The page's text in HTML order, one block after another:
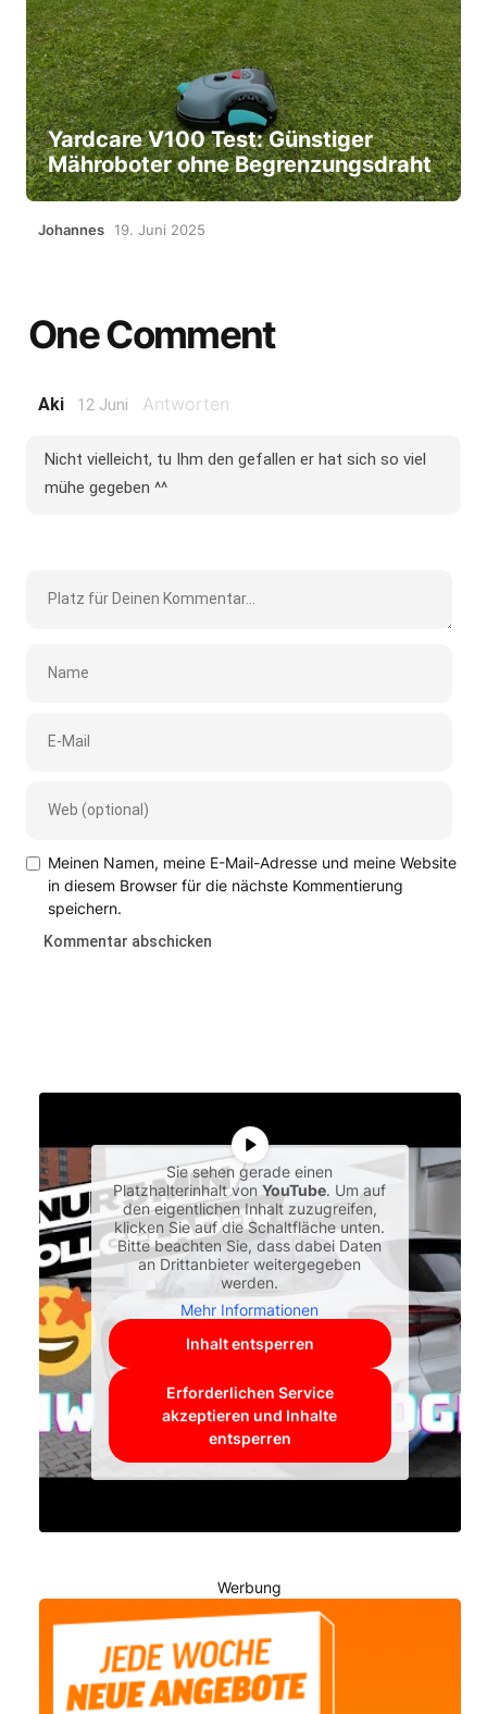
Yardcare V100 Test: Günstiger
Mähroboter ohne Begrenzungsdraht
Johannes 19. Juni 2025
One Comment
Aki 12 Juni Antworten
Nicht vielleicht, tu Ihm den gefallen er hat sich so viel
mühe gegeben ^^
Meinen Namen, meine E-Mail-Adresse und meine Website
in diesem Browser für die nächste Kommentierung
speichern.
Sie sehen gerade einen
Platzhalterinhalt vonYouTube. Um auf
den eigentlichen Inhalt zuzugreifen,
klicken Sie auf die Schaltfläche unten.
Bitte beachten Sie, dass dabei Daten
an Drittanbieter weitergegeben
werden.
Mehr Informationen
Inhalt entsperren
Erforderlichen Service
akzeptieren und Inhalte
entsperren
Werbung